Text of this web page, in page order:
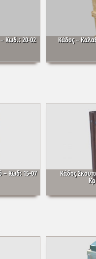
Κωδ.: 20-02 Κάδος –
– Κωδ: 15-07 Κάδος